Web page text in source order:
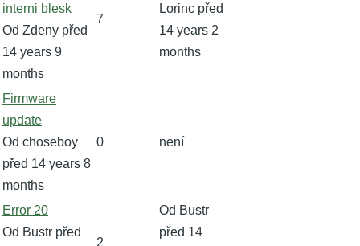
interni blesk
Od Zdeny před
14 years 9
months
7
Lorinc před
14 years 2
months
Normální
téma
Firmware
update
Od choseboy
před 14 years 8
months
0 není
Normální
téma
Error 20
Od Bustr před
2
Od Bustr
před 14